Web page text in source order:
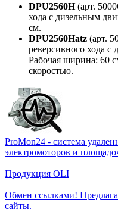
DPU2560H(арт.
хода с дизельным
см.
DPU2560Hatz (арт.
реверсивного хода с
Рабочая ширина: 60
скоростью.
ProMon24 - система
электромоторов и
Продукция OLI
Обмен ссылками!
сайты.